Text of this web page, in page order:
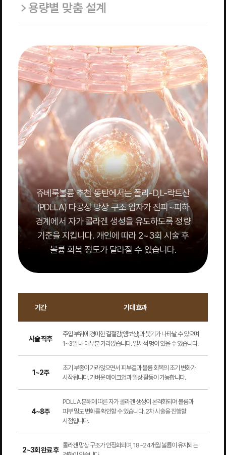
용량별 맞춤 설계
쥬베룩볼륨 추천 동탄에서는 폴리-D,L-락트산
(PDLLA) 다공성 망상 구조 입자가 진피~피하
경계에서 자가 콜라겐 생성을 유도하도록 정량
기준을 지킵니다. 개인에 따라 2~3회 시술 후
볼륨 회복 정도가 달라질 수 있습니다.
기간 기대 효과
시술 직후
주입 부위에 경미한 결절감(엠보싱)과 붓기가 나타날 수 있으며
1~3일 내 대부분 가라앉습니다. 일시적 멍이 있을 수 있습니다.
1~2주
초기 부종이 가라앉으면서 피부결과 볼륨 회복의 초기 변화가
시작됩니다. 가벼운 메이크업과 일상 활동이 가능합니다.
4~8주
PDLLA 분해에 따른 자가 콜라겐 생성이 본격화되며 볼륨과
피부 밀도 변화를 확인할 수 있습니다. 2차 시술을 진행할
시점입니다.
2~3회 완료 후
콜라겐 망상 구조가 안정화되며, 18~24개월 볼륨이 유지되는